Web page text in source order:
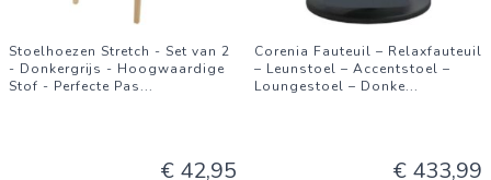
Stoelhoezen Stretch - Set van 2
- Donkergrijs - Hoogwaardige
Stof - Perfecte Pas...
€ 42,95
Corenia Fauteuil – Relaxfauteuil
– Leunstoel – Accentstoel –
Loungestoel – Donke...
€ 433,99